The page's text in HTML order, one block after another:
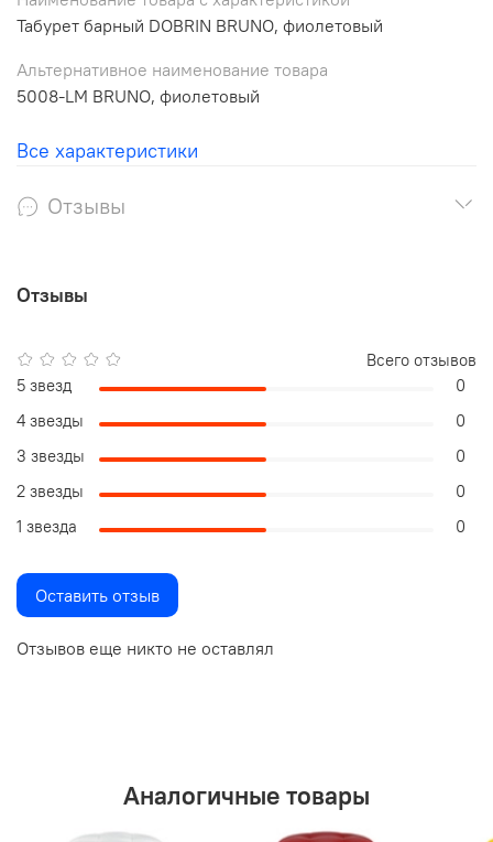
Табурет барный DOBRIN BRUNO, фиолетовый
Альтернативное наименование товара
5008-LM BRUNO, фиолетовый
Все характеристики
Отзывы
Отзывы
Отзывов еще никто не оставлял
Всего отзывов
5 звезд
0
4 звезды
0
3 звезды
0
2 звезды
0
1 звезда
0
Оставить отзыв
Аналогичные товары